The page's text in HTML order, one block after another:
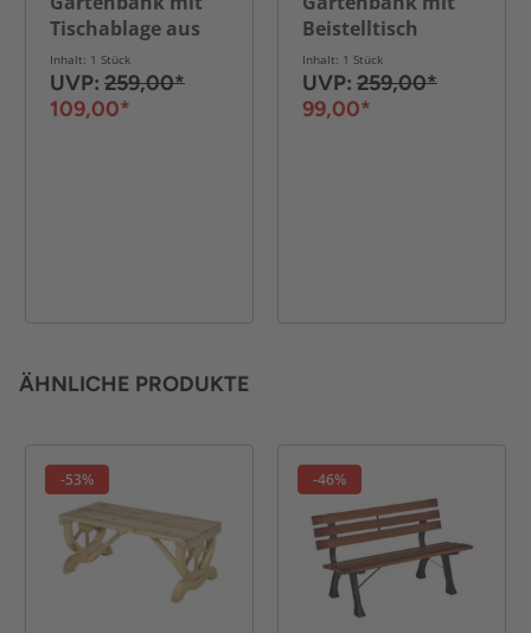
Tischablage aus
Akazienholz, ca.
153 x 65 x 82 cm -
Braun
Inhalt: 1 Stück
UVP: 259,00*
109,00*
Beistelltisch
klappbar aus
Akazienholz, ca.
163 x 63 x 91 cm -
Inhalt: 1 Stück
UVP: 259,00*
99,00*
ÄHNLICHE PRODUKTE
-53% -46%